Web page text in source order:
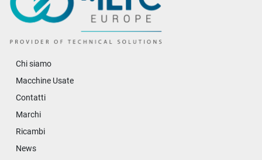
Ricambi
News
Chi siamo
Marchi
Macchine Usate
Contatti